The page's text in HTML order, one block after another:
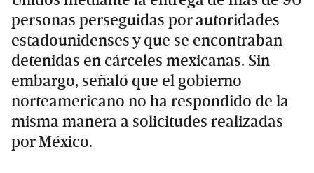
personas perseguidas por autoridades
estadounidenses y que se encontraban
detenidas en cárceles mexicanas. Sin
embargo, señaló que el gobierno
norteamericano no ha respondido de la
misma manera a solicitudes realizadas
por México.